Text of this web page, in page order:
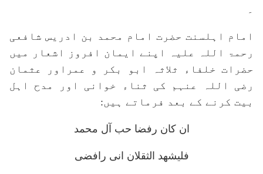
۔
امام اہلسنت حضرت امام محمد بن ادریس شافعی
رحمۃ اللہ علیہ اپنے ایمان افروز اشعار میں
حضرات خلفاء ثلاثہ ابو بکر و عمراور عثمان
رضی اللہ عنہم کی ثناء خوانی اور مدح اہل
بیت کرنے کے بعد فرماتے ہیں:
ان کان رفضا حب آل محمد
فلیشھد الثقلان انی رافضی